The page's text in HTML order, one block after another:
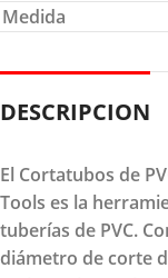
Medida
DESCRIPCION
El Cortatubos de
Tools es la
tuberías de PVC.
diámetro de corte